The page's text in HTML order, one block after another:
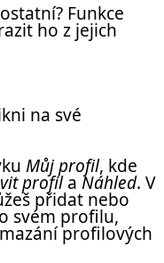
Funkce
ho z jejich
na své
Můj profil, kde
profila Náhled. V
přidat nebo
svém profilu,
profilových